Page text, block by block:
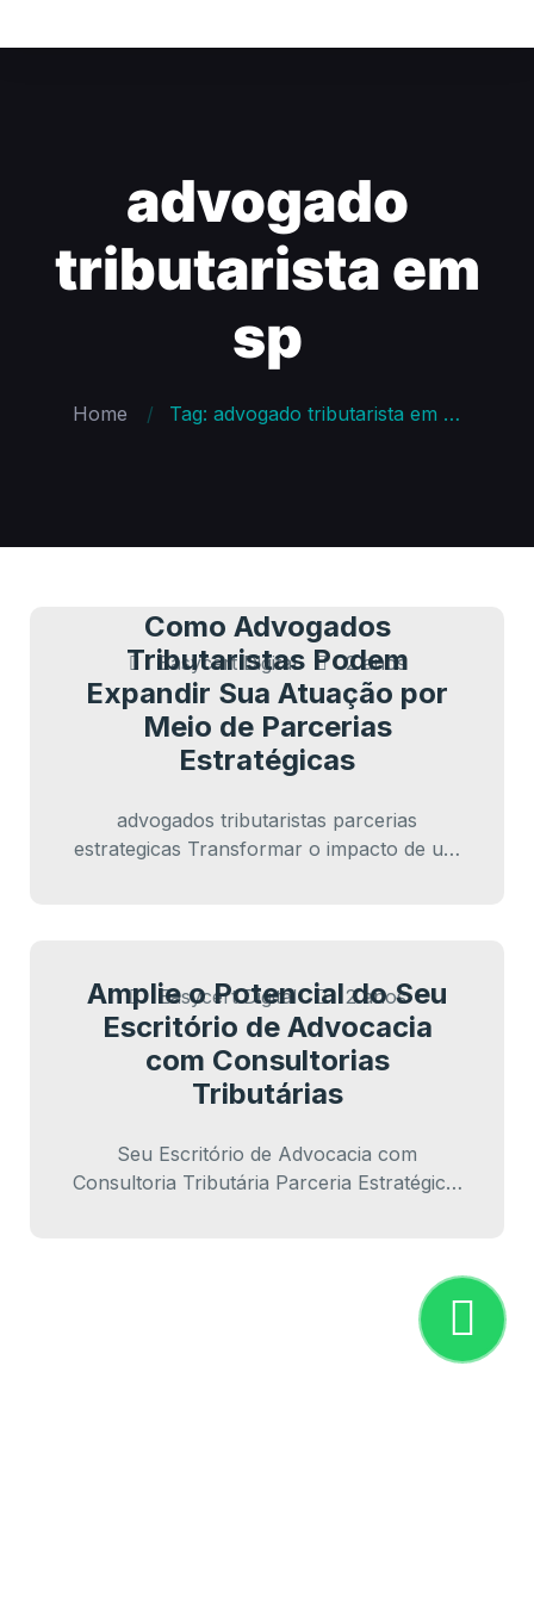
advogado
tributarista em
sp
Home Tag: advogado tributarista em sp
Easycert Digital 2 anos
Como Advogados
Tributaristas Podem
Expandir Sua Atuação por
Meio de Parcerias
Estratégicas
advogados tributaristas parcerias
estrategicas Transformar o impacto de um
Easycert Digital 2 anos
Amplie o Potencial do Seu
Escritório de Advocacia
com Consultorias
Tributárias
Seu Escritório de Advocacia com
Consultoria Tributária Parceria Estratégica: